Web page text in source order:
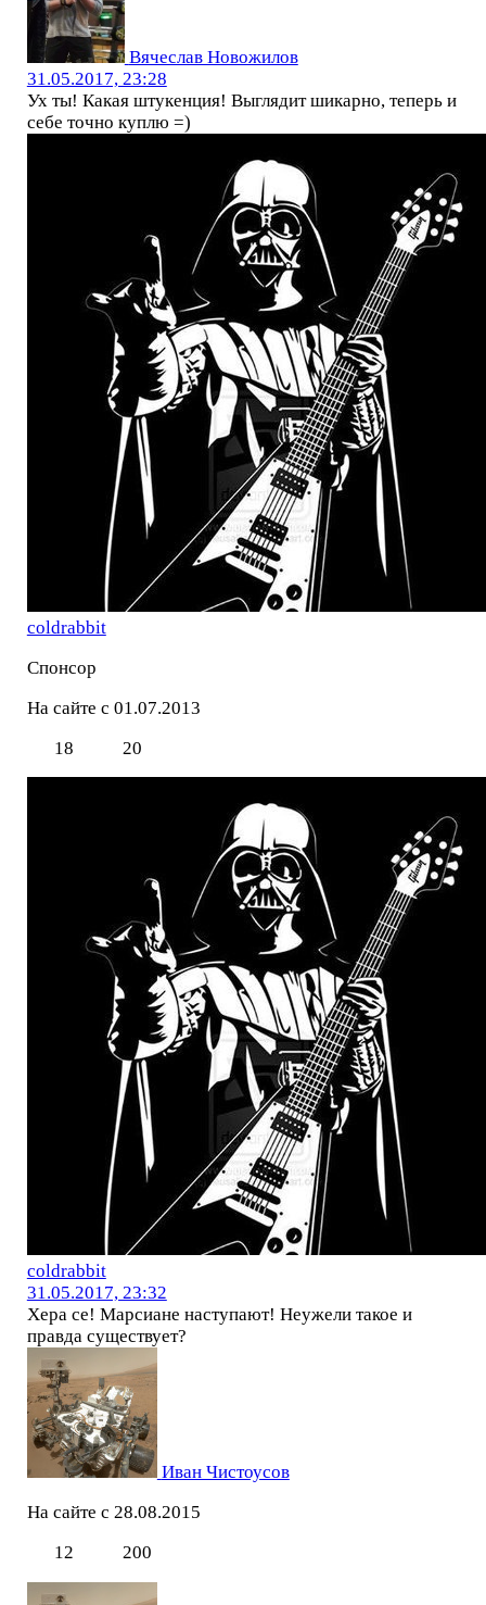
Вячеслав Новожилов
31.05.2017, 23:28
Ух ты! Какая штукенция! Выглядит шикарно, теперь и
себе точно куплю =)
coldrabbit
Спонсор
На сайте с 01.07.2013
18
20
coldrabbit
31.05.2017, 23:32
Хера се! Марсиане наступают! Неужели такое и
правда существует?
Иван Чистоусов
На сайте с 28.08.2015
12
200